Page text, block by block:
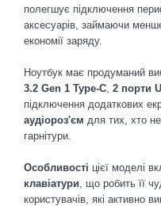
полегшує підключення
аксесуарів, займаючи
економії заряду.
Ноутбук має продуманий
3.2 Gen 1 Type-C, 2 порти
підключення додаткових
аудіороз'єм для тих, хто
гарнітури.
Особливості цієї моделі
клавіатури, що робить її
користувачів, які активно